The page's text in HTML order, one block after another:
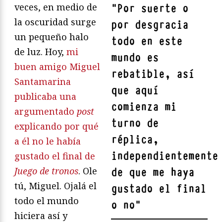
"Por suerte o
por desgracia
todo en este
mundo es
rebatible, así
que aquí
comienza mi
turno de
réplica,
independientemente
de que me haya
gustado el final
o no"
veces, en medio de
la oscuridad surge
un pequeño halo
de luz. Hoy, mi
buen amigo Miguel
Santamarina
publicaba una
argumentado post
explicando por qué
a él no le había
gustado el final de
Juego de tronos. Ole
tú, Miguel. Ojalá el
todo el mundo
hiciera así y